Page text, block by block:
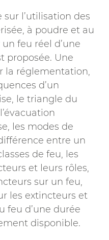
l’utilisation des
à poudre et au
feu réel d’une
proposée. Une
la réglementation,
d’un
le triangle du
les modes de
entre un
de feu, les
et leurs rôles,
sur un feu,
les extincteurs et
feu d’une durée
disponible.